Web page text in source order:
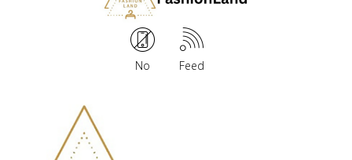
No Feed